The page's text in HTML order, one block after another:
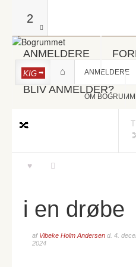
2
ANMELDERE
BLIV ANMELDER?
KIG ANMELDERE
OM
i en drøbe
af Vibeke Holm Andersen d. 4.
2024